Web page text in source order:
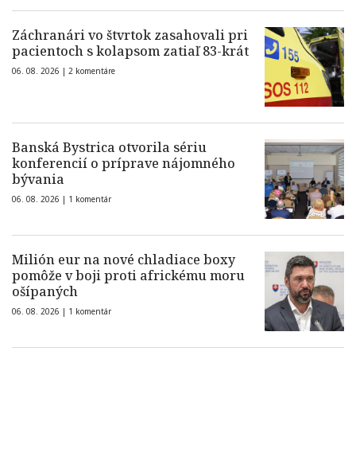
Záchranári vo štvrtok zasahovali pri
pacientoch s kolapsom zatiaľ 83-krát
06. 08. 2026 | 2 komentáre
Banská Bystrica otvorila sériu
konferencií o príprave nájomného
bývania
06. 08. 2026 | 1 komentár
Milión eur na nové chladiace boxy
pomôže v boji proti africkému moru
ošípaných
06. 08. 2026 | 1 komentár